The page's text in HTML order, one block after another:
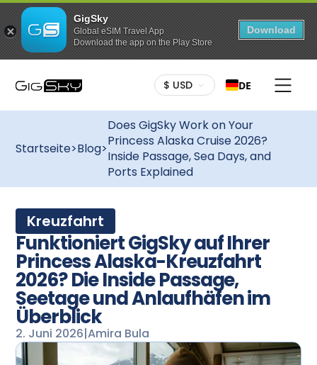
GigSky
Global eSIM Travel App
Download the app on the Play Store
Download
$ USD DE
Startseite>Blog>
Does GigSky Work on Your
Princess Alaska Cruise 2026?
Inside Passage, Sea Days, and
Ports Explained
Kreuzfahrt
Funktioniert GigSky auf Ihrer
Princess Alaska-Kreuzfahrt
2026? Die Inside Passage,
Seetage und Anlaufhäfen im
Überblick
2. Juni 2026|Amira Bula